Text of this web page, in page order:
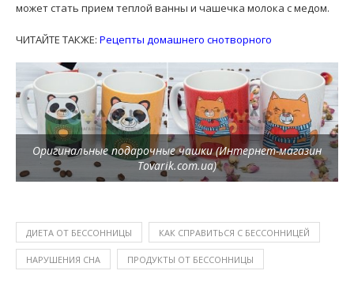
может стать прием теплой ванны и чашечка молока с медом.
ЧИТАЙТЕ ТАКЖЕ: Рецепты домашнего снотворного
Оригинальные подарочные чашки (Интернет-магазин
Tovarik.com.ua)
ДИЕТА ОТ БЕССОННИЦЫ КАК СПРАВИТЬСЯ С БЕССОННИЦЕЙ
НАРУШЕНИЯ СНА ПРОДУКТЫ ОТ БЕССОННИЦЫ